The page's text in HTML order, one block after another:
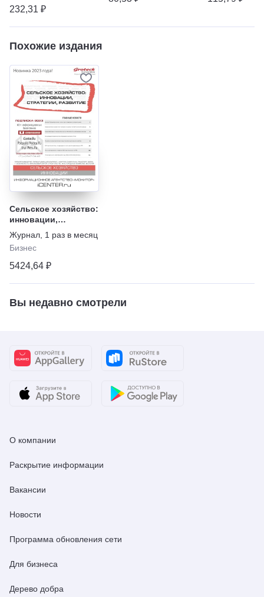
232,31 ₽
Похожие издания
Сельское хозяйство:
инновации,
стратегии, развитие
Журнал 1 раз в месяц
Бизнес
5424,64 ₽
Вы недавно смотрели
О компании
Раскрытие информации
Вакансии
Новости
Программа обновления сети
Для бизнеса
Дерево добра